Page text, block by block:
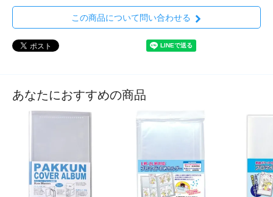
この商品について問い合わせる
あなたにおすすめの商品